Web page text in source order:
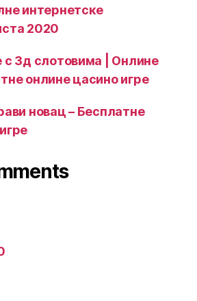
интернетске
2020
с 3д слотовима | Онлине
онлине цасино игре
новац – Бесплатне